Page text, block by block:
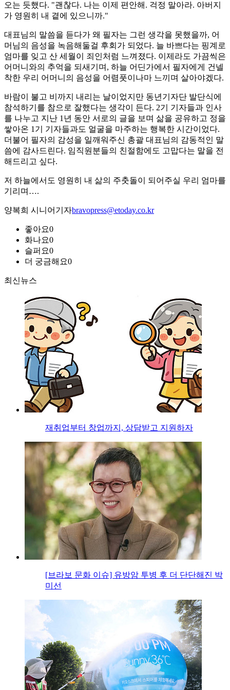
오는 듯했다. "괜찮다. 나는 이제 편안해. 걱정 말아라. 아버지
가 영원히 내 곁에 있으니까."
대표님의 말씀을 듣다가 왜 필자는 그런 생각을 못했을까, 어
머님의 음성을 녹음해둘걸 후회가 되었다. 늘 바쁘다는 핑계로
엄마를 잊고 산 세월이 죄인처럼 느껴졌다. 이제라도 가끔씩은
어머니와의 추억을 되새기며, 하늘 어딘가에서 필자에게 건넬
착한 우리 어머니의 음성을 어렴풋이나마 느끼며 살아야겠다.
바람이 불고 비까지 내리는 날이었지만 동년기자단 발단식에
참석하기를 참으로 잘했다는 생각이 든다. 2기 기자들과 인사
를 나누고 지난 1년 동안 서로의 글을 보며 삶을 공유하고 정을
쌓아온 1기 기자들과도 얼굴을 마주하는 행복한 시간이었다.
더불어 필자의 감성을 일깨워주신 총괄 대표님의 감동적인 말
씀에 감사드린다. 임직원분들의 친절함에도 고맙다는 말을 전
해드리고 싶다.
저 하늘에서도 영원히 내 삶의 주춧돌이 되어주실 우리 엄마를
기리며….
양복희 시니어기자bravopress@etoday.co.kr
좋아요0
화나요0
슬퍼요0
더 궁금해요0
최신뉴스
재취업부터 창업까지, 상담받고 지원하자
[브라보 문화 이슈] 유방암 투병 후 더 단단해진 박
미선